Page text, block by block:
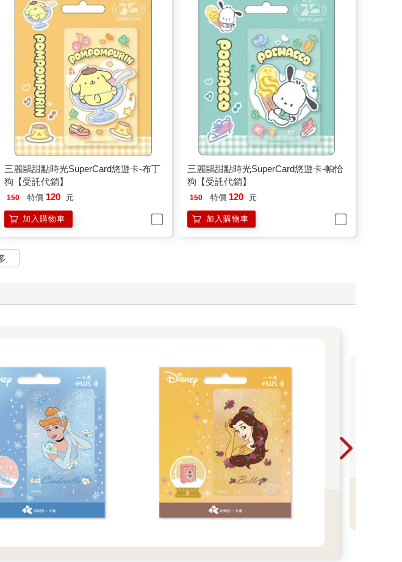
三麗鷗甜點時光SuperCard悠遊卡-布丁
狗【受託代銷】
150 特價 120 元
加入購物車
三麗鷗甜點時光SuperCard悠遊卡-帕恰
狗【受託代銷】
150 特價 120 元
加入購物車